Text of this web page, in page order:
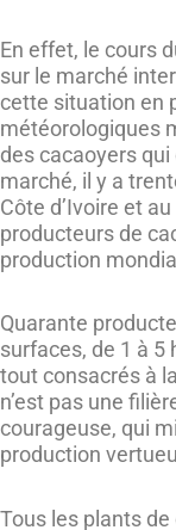
En effet, le cours
sur le marché
cette situation en
météorologiques
des cacaoyers qui
marché, il y a
Côte d’Ivoire et
producteurs de
production
Quarante
surfaces, de 1 à 5
tout consacrés à
n’est pas une
courageuse, qui
production
Tous les plants